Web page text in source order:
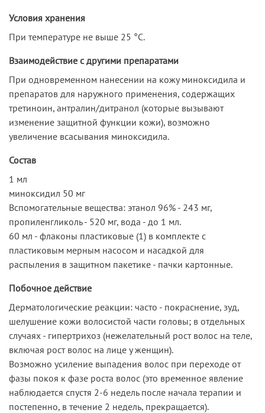
Условия хранения
При температуре не выше 25 °C.
Взаимодействие с другими препаратами
При одновременном нанесении на кожу миноксидила и
препаратов для наружного применения, содержащих
третиноин, антралин/дитранол (которые вызывают
изменение защитной функции кожи), возможно
увеличение всасывания миноксидила.
Состав
1 мл
миноксидил 50 мг
Вспомогательные вещества: этанол 96% - 243 мг,
пропиленгликоль - 520 мг, вода - до 1 мл.
60 мл - флаконы пластиковые (1) в комплекте с
пластиковым мерным насосом и насадкой для
распыления в защитном пакетике - пачки картонные.
Побочное действие
Дерматологические реакции: часто - покраснение, зуд,
шелушение кожи волосистой части головы; в отдельных
случаях - гипертрихоз (нежелательный рост волос на теле,
включая рост волос на лице у женщин).
Возможно усиление выпадения волос при переходе от
фазы покоя к фазе роста волос (это временное явление
наблюдается спустя 2-6 недель после начала терапии и
постепенно, в течение 2 недель, прекращается).